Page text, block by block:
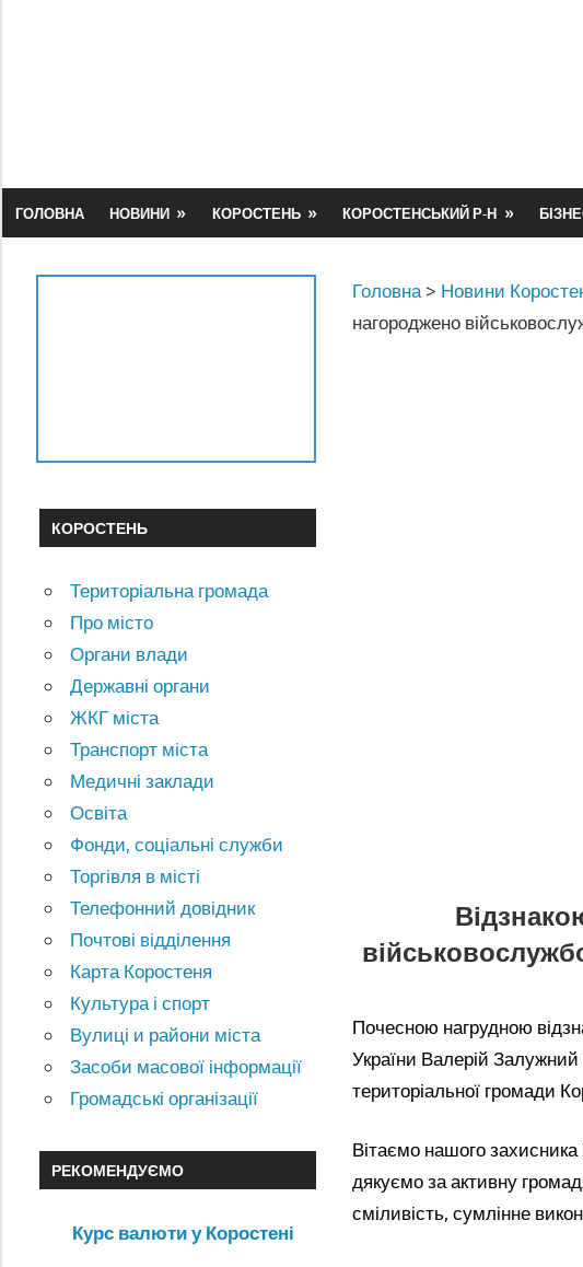
ГОЛОВНА НОВИНИ КОРОСТЕНЬ КОРОСТЕНСЬКИЙ Р-Н
Головна > Новини
нагороджено
Почесною нагрудною
України Валерій
територіальної громади
Вітаємо нашого
дякуємо за активну
сміливість, сумлінне
КОРОСТЕНЬ
Територіальна громада
Про місто
Органи влади
Державні органи
ЖКГ міста
Транспорт міста
Медичні заклади
Освіта
Фонди, соціальні служби
Торгівля в місті
Телефонний довідник
Почтові відділення
Карта Коростеня
Культура і спорт
Вулиці и райони міста
Засоби масової інформації
Громадські організації
РЕКОМЕНДУЄМО
Курс валюти у Коростені